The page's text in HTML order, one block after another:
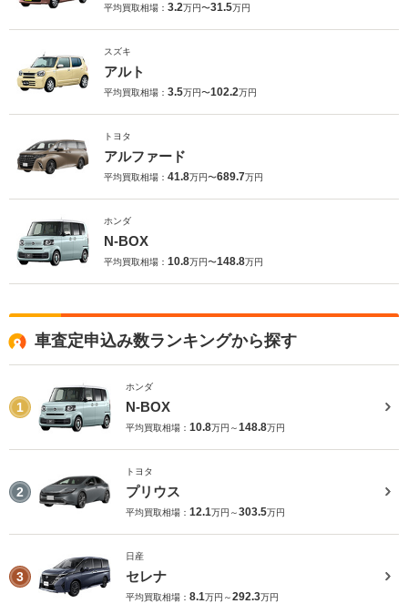
平均買取相場： 3.2万円〜31.5万円
スズキ
アルト
平均買取相場： 3.5万円〜102.2万円
トヨタ
アルファード
平均買取相場： 41.8万円〜689.7万円
ホンダ
N-BOX
平均買取相場： 10.8万円〜148.8万円
車査定申込み数ランキングから探す
1
ホンダ
N-BOX
平均買取相場： 10.8万円～148.8万円
2
トヨタ
プリウス
平均買取相場： 12.1万円～303.5万円
3
日産
セレナ
平均買取相場： 8.1万円～292.3万円